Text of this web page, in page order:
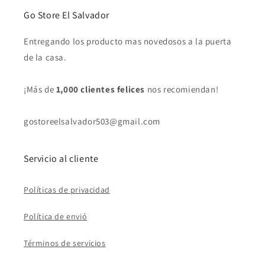
Go Store El Salvador
Entregando los producto mas novedosos a la puerta
de la casa.
¡Más de 1,000 clientes felices nos recomiendan!
gostoreelsalvador503@gmail.com
Servicio al cliente
Políticas de privacidad
Política de envió
Términos de servicios